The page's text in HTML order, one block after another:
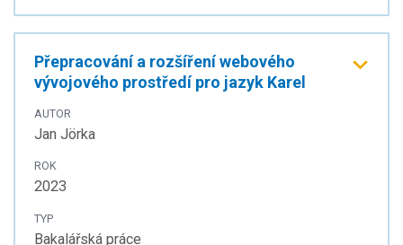
Přepracování a rozšíření webového
vývojového prostředí pro jazyk Karel
AUTOR
Jan Jörka
ROK
2023
TYP
Bakalářská práce